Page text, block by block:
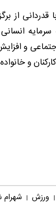
از
و
و
| ورزش |